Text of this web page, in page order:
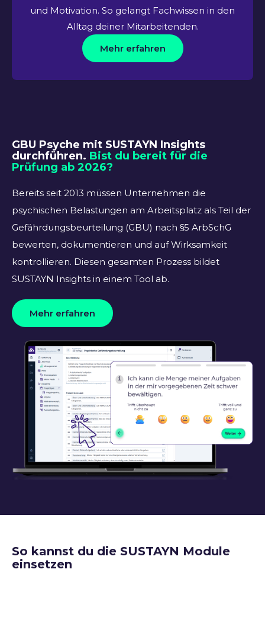
und Motivation. So gelangt Fachwissen in den
Alltag deiner Mitarbeitenden.
Mehr erfahren
GBU Psyche mit SUSTAYN Insights
durchführen. Bist du bereit für die
Prüfung ab 2026?
Bereits seit 2013 müssen Unternehmen die
psychischen Belastungen am Arbeitsplatz als Teil der
Gefährdungsbeurteilung (GBU) nach §5 ArbSchG
bewerten, dokumentieren und auf Wirksamkeit
kontrollieren. Diesen gesamten Prozess bildet
SUSTAYN Insights in einem Tool ab.
Mehr erfahren
So kannst du die SUSTAYN Module
einsetzen